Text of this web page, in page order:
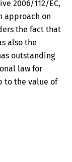
2006/112/EC,
approach on
the fact that
also the
outstanding
law for
to the value of